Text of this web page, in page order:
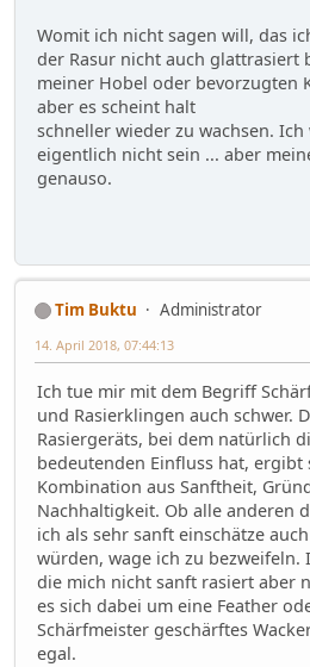
Womit ich nicht sagen will, das
der Rasur nicht auch glattrasiert
meiner Hobel oder bevorzugten
aber es scheint halt
schneller wieder zu wachsen. Ich
eigentlich nicht sein ... aber
genauso.
Tim Buktu
Administrator
14. April 2018, 07:44:13
Ich tue mir mit dem Begriff
und Rasierklingen auch schwer.
Rasiergeräts, bei dem natürlich
bedeutenden Einfluss hat,
Kombination aus Sanftheit,
Nachhaltigkeit. Ob alle anderen
ich als sehr sanft einschätze
würden, wage ich zu bezweifeln.
die mich nicht sanft rasiert aber
es sich dabei um eine Feather
Schärfmeister geschärftes
egal.